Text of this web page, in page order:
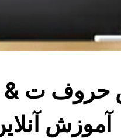
حروف ت &
آموزش